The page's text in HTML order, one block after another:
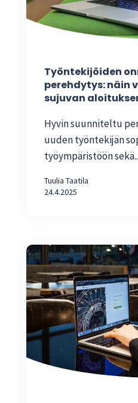
Työntekijöiden
perehdytys: näin
sujuvan
Hyvin suunniteltu
uuden työntekijän
työympäristöön
Tuulia Taatila
24.4.2025